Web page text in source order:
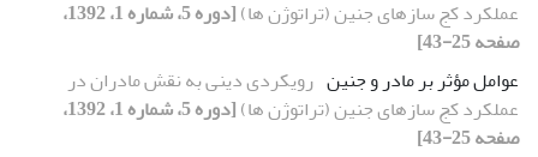
عملکرد کج سازهای جنین (تراتوژن ها)
[دوره 5، شماره 1، 1392،
صفحه 25-43]
عوامل مؤثر بر مادر و جنین رویکردی دینی به نقش مادران در
عملکرد کج سازهای جنین (تراتوژن ها)
[دوره 5، شماره 1، 1392،
صفحه 25-43]